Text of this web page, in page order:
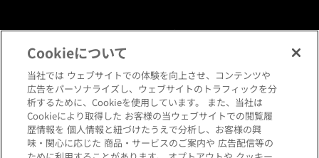
プライバシーポリシー
クッキーポリシー
閲覧環境について
サイトマップ
Cookieについて
当社では ウェブサイトでの体験を向上させ、コンテンツや
広告をパーソナライズし、ウェブサイトのトラフィックを分
析するために、Cookieを使用しています。 また、当社は
Cookieにより取得した お客様の当ウェブサイトでの閲覧履
歴情報を 個人情報と紐づけたうえで分析し、お客様の興
味・関心に応じた 商品・サービスのご案内や 広告配信等の